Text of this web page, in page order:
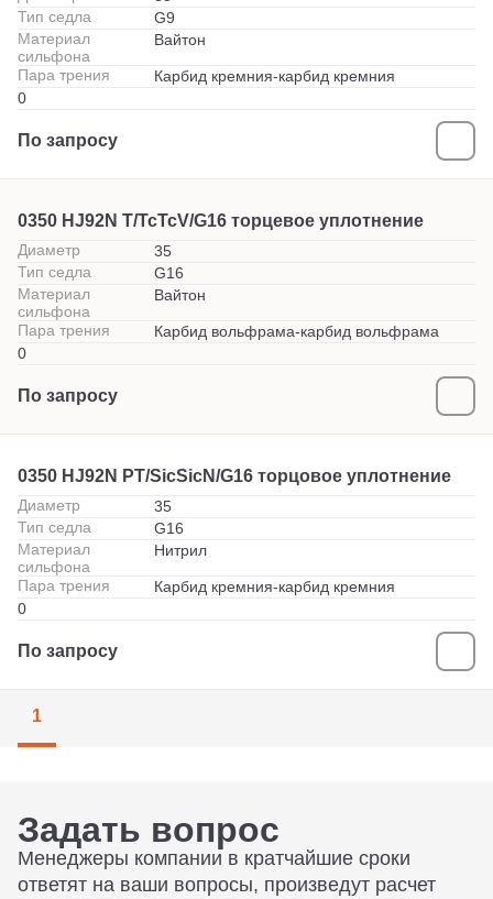
Тип седла
G9
Материал
сильфона
Вайтон
Пара трения
Карбид кремния-карбид кремния
0
По запросу
0350 HJ92N T/TcTcV/G16 торцевое уплотнение
Диаметр
35
Тип седла
G16
Материал
сильфона
Вайтон
Пара трения
Карбид вольфрама-карбид вольфрама
0
По запросу
0350 HJ92N PT/SicSicN/G16 торцовое уплотнение
Диаметр
35
Тип седла
G16
Материал
сильфона
Нитрил
Пара трения
Карбид кремния-карбид кремния
0
По запросу
1
Задать вопрос
Менеджеры компании в кратчайшие сроки
ответят на ваши вопросы, произведут расчет